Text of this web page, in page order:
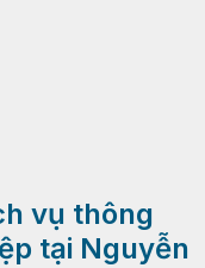
vụ thông
tại Nguyễn